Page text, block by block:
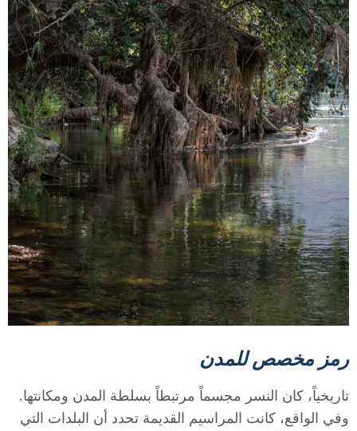
e
T
a
r
a
رمز مخصص للمدن
تاريخياً، كان النسر مجسماً مرتبطاً بسلطة المدن ومكانتها.
وفي الواقع، كانت المراسيم القديمة تحدد أن البلدات التي